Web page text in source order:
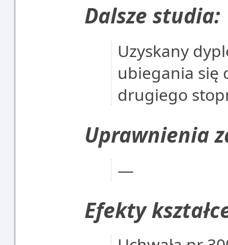
Dalsze studia:
Uzyskany
ubiegania się
drugiego
Uprawnienia
―
Efekty